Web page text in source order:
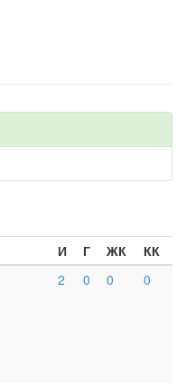
И Г ЖК
КК
2 0 0 0